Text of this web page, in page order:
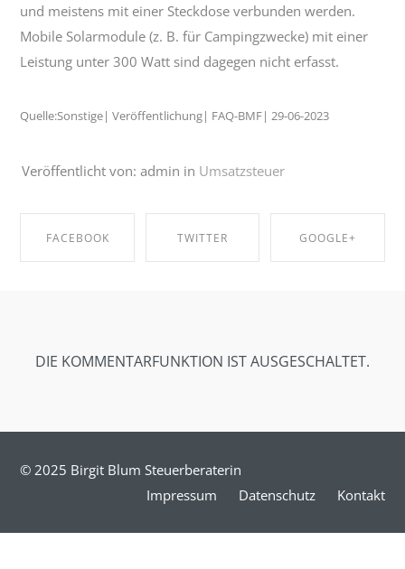
und meistens mit einer Steckdose verbunden werden.
Mobile Solarmodule (z. B. für Campingzwecke) mit einer
Leistung unter 300 Watt sind dagegen nicht erfasst.
Quelle:Sonstige| Veröffentlichung| FAQ-BMF| 29-06-2023
Veröffentlicht von: admin in Umsatzsteuer
FACEBOOK TWITTER GOOGLE+
DIE KOMMENTARFUNKTION IST AUSGESCHALTET.
© 2025 Birgit Blum Steuerberaterin
Impressum
Datenschutz Kontakt